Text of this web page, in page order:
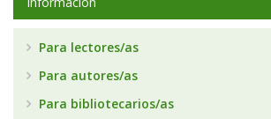
Para lectores/as
Para autores/as
Para bibliotecarios/as